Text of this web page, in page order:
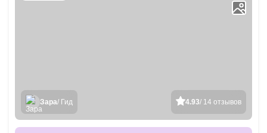
4.93/ 14 отзывов
Зара/ Гид